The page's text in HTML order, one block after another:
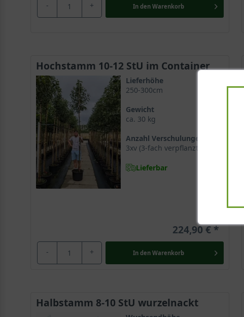
- + In den Warenkorb
Hochstamm 10-12 StU im Container
Lieferhöhe
250-300cm
Gewicht
ca. 30 kg
Anzahl Verschulungen
3xv (3-fach verpflanzt)
Lieferbar
224,90 €
- + In den Warenkorb
Halbstamm 8-10 StU wurzelnackt